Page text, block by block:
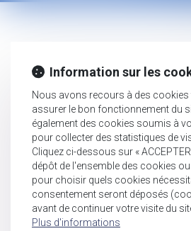
Information sur les
Nous avons recours à des
assurer le bon fonctionnement du
également des cookies soumis à
pour collecter des statistiques de
Cliquez ci-dessous sur «
dépôt de l'ensemble des cookies ou
pour choisir quels cookies
consentement seront déposés
avant de continuer votre visite du
Plus d'informations